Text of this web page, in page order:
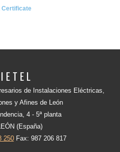
Certificate
E T E L
de Instalaciones Eléctricas,
y Afines de León
4 - 5ª planta
(España)
250Fax: 987 206 817